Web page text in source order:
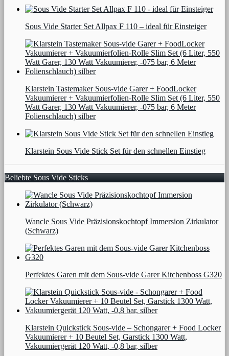
Sous Vide Starter Set Allpax F 110 – ideal für Einsteiger
Klarstein Tastemaker Sous-vide Garer + FoodLocker
Vakuumierer + Vakuumierfolien-Rolle Slim Set (6 Liter, 550
Watt Garer, 130 Watt Vakuumierer, -075 bar, 6 Meter
Folienschlauch) silber
Klarstein Sous Vide Stick Set für den schnellen Einstieg
Beliebte Sous Vide Sticks
Wancle Sous Vide Präzisionskochtopf Immersion Zirkulator
(Schwarz)
Perfektes Garen mit dem Sous-vide Garer Kitchenboss G320
Klarstein Quickstick Sous-vide – Schongarer + Food Locker
Vakuumierer + 10 Beutel Set, Garstick 1300 Watt,
Vakuumiergerät 120 Watt, -0,8 bar, silber